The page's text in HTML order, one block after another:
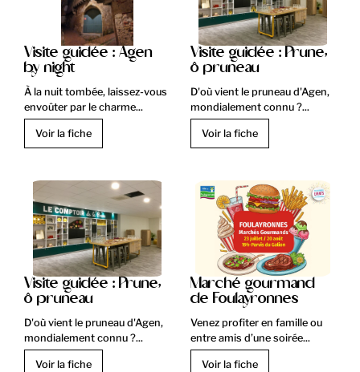
Visite guidée : Agen
by night
À la nuit tombée, laissez-vous
envoûter par le charme...
Voir la fiche
Visite guidée : Prune,
ô pruneau
D'où vient le pruneau d'Agen,
mondialement connu ?...
Voir la fiche
Visite guidée : Prune,
ô pruneau
D'où vient le pruneau d'Agen,
mondialement connu ?...
Voir la fiche
Marché gourmand
de Foulayronnes
Venez profiter en famille ou
entre amis d’une soirée...
Voir la fiche